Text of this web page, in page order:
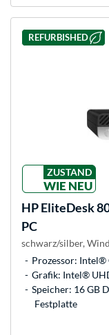
REFURBISHED
ZUSTAND
WIE NEU
HPEliteDesk
PC
schwarz/silber,
Prozessor:
Grafik: Intel®
Speicher: 16 GB
Festplatte